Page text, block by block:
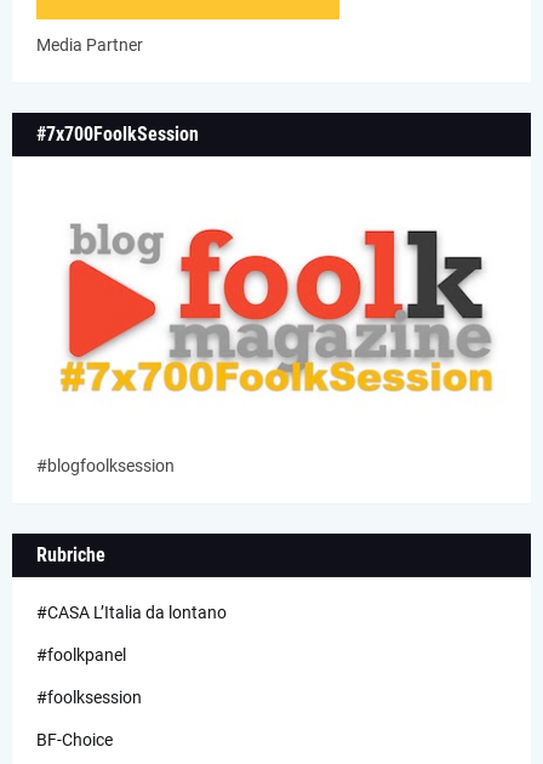
Media Partner
#7x700FoolkSession
#blogfoolksession
Rubriche
#CASA L’Italia da lontano
#foolkpanel
#foolksession
BF-Choice